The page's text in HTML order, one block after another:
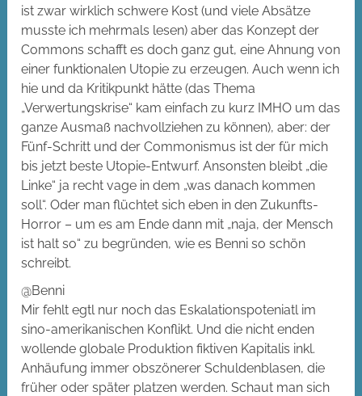
ist zwar wirklich schwere Kost (und viele Absätze
musste ich mehrmals lesen) aber das Konzept der
Commons schafft es doch ganz gut, eine Ahnung von
einer funktionalen Utopie zu erzeugen. Auch wenn ich
hie und da Kritikpunkt hätte (das Thema
„Verwertungskrise“ kam einfach zu kurz IMHO um das
ganze Ausmaß nachvollziehen zu können), aber: der
Fünf-Schritt und der Commonismus ist der für mich
bis jetzt beste Utopie-Entwurf. Ansonsten bleibt „die
Linke“ ja recht vage in dem „was danach kommen
soll“. Oder man flüchtet sich eben in den Zukunfts-
Horror – um es am Ende dann mit „naja, der Mensch
ist halt so“ zu begründen, wie es Benni so schön
schreibt.
@Benni
Mir fehlt egtl nur noch das Eskalationspoteniatl im
sino-amerikanischen Konflikt. Und die nicht enden
wollende globale Produktion fiktiven Kapitalis inkl.
Anhäufung immer obszönerer Schuldenblasen, die
früher oder später platzen werden. Schaut man sich